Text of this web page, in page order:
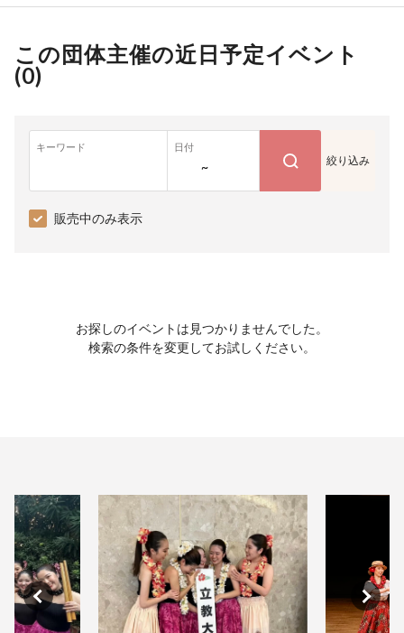
この団体主催の近日予定イベント
(0)
キーワード 日付
~ 絞り込み
販売中のみ表示
お探しのイベントは見つかりませんでした。
検索の条件を変更してお試しください。